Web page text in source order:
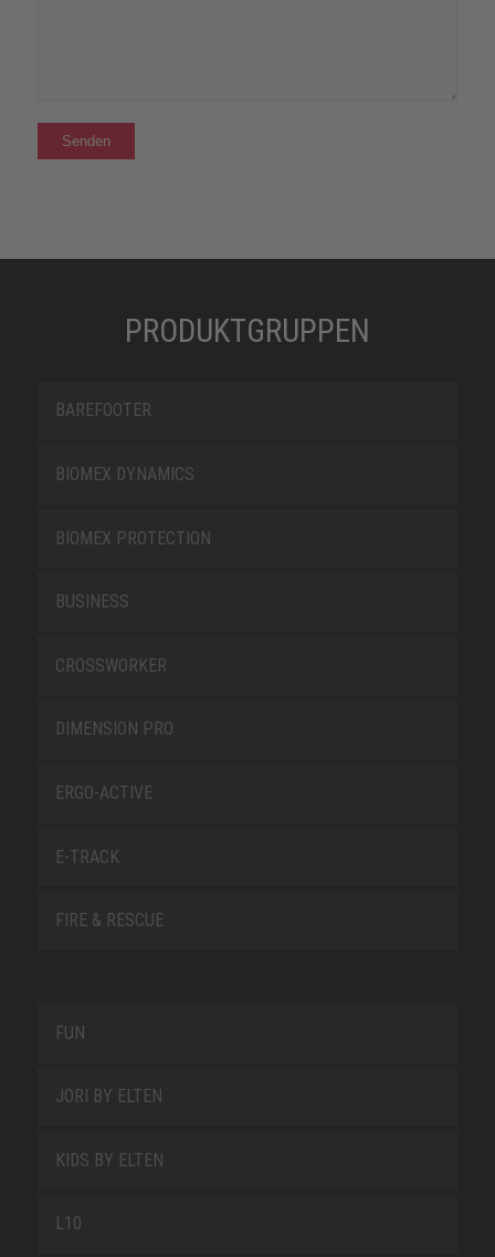
PRODUKTGRUPPEN
BAREFOOTER
BIOMEX DYNAMICS
BIOMEX PROTECTION
BUSINESS
CROSSWORKER
DIMENSION PRO
ERGO-ACTIVE
E-TRACK
FIRE & RESCUE
FUN
JORI BY ELTEN
KIDS BY ELTEN
L10